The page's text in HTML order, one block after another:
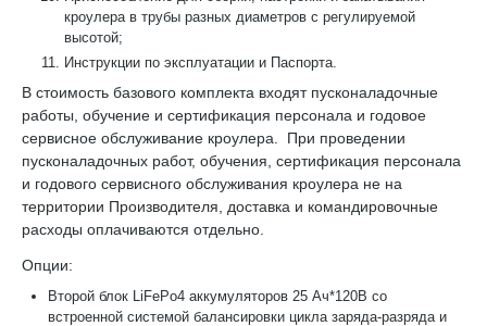
кроулера в трубы разных диаметров с регулируемой
высотой;
Инструкции по эксплуатации и Паспорта.
В стоимость базового комплекта входят пусконаладочные
работы, обучение и сертификация персонала и годовое
сервисное обслуживание кроулера. При проведении
пусконаладочных работ, обучения, сертификация персонала
и годового сервисного обслуживания кроулера не на
территории Производителя, доставка и командировочные
расходы оплачиваются отдельно.
Опции:
Второй блок LiFePo4 аккумуляторов 25 Ач*120В со
встроенной системой балансировки цикла заряда-разряда и